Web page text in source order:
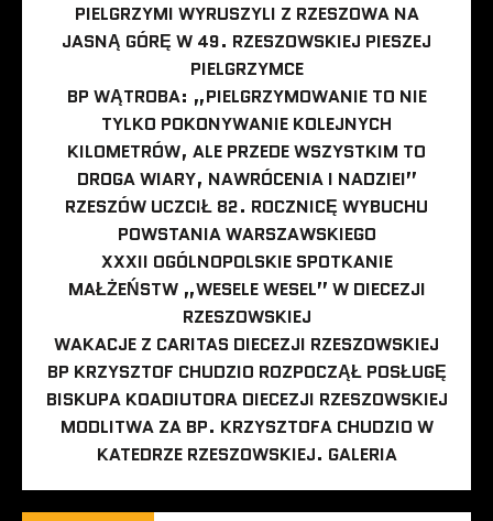
PIELGRZYMI WYRUSZYLI Z RZESZOWA NA
JASNĄ GÓRĘ W 49. RZESZOWSKIEJ PIESZEJ
PIELGRZYMCE
BP WĄTROBA: „PIELGRZYMOWANIE TO NIE
TYLKO POKONYWANIE KOLEJNYCH
KILOMETRÓW, ALE PRZEDE WSZYSTKIM TO
DROGA WIARY, NAWRÓCENIA I NADZIEI”
RZESZÓW UCZCIŁ 82. ROCZNICĘ WYBUCHU
POWSTANIA WARSZAWSKIEGO
XXXII OGÓLNOPOLSKIE SPOTKANIE
MAŁŻEŃSTW „WESELE WESEL” W DIECEZJI
RZESZOWSKIEJ
WAKACJE Z CARITAS DIECEZJI RZESZOWSKIEJ
BP KRZYSZTOF CHUDZIO ROZPOCZĄŁ POSŁUGĘ
BISKUPA KOADIUTORA DIECEZJI RZESZOWSKIEJ
MODLITWA ZA BP. KRZYSZTOFA CHUDZIO W
KATEDRZE RZESZOWSKIEJ. GALERIA